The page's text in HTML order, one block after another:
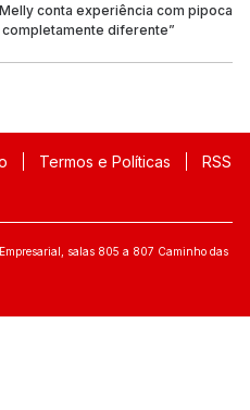
conta experiência com pipoca
diferente”
Termos e Políticas RSS
salas 805 a 807 Caminho das